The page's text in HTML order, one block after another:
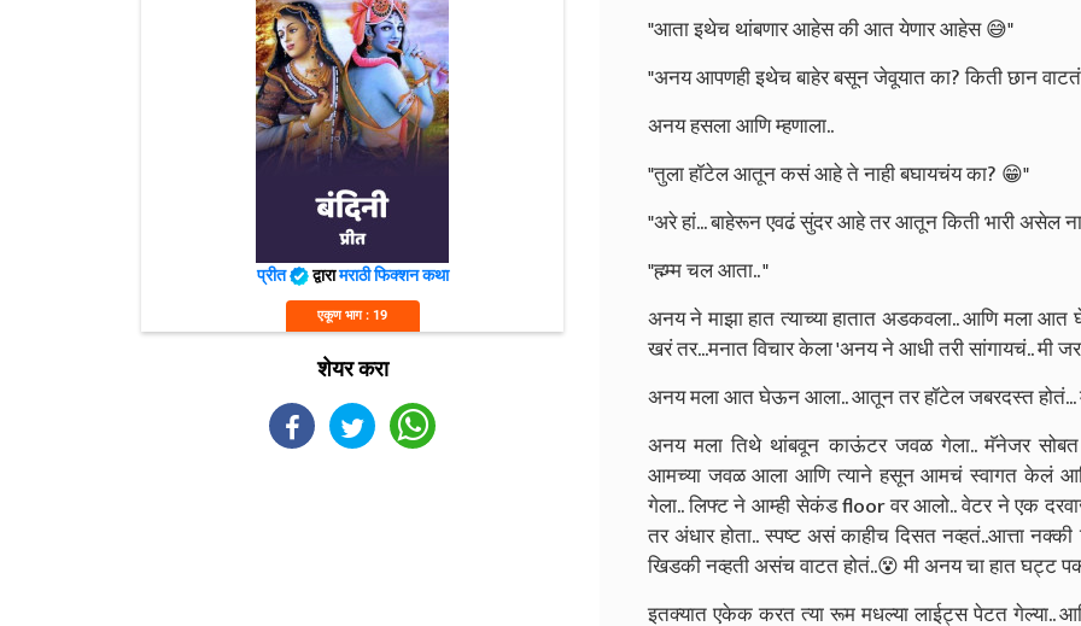
प्रीत द्वारामराठी फिक्शन कथा
एकूण भाग : 19
शेयर करा
"आता इथेच थांबणार आहेस की आत येणार आहेस 😅"
"अनय आपणही इथेच बाहेर बसून जेवूयात का? किती छान
अनय हसला आणि म्हणाला..
"तुला हॉटेल आतून कसं आहे ते नाही बघायचंय का? 😁"
"अरे हां... बाहेरून एवढं सुंदर आहे तर आतून किती भारी असेल
"ह्म्म्म चल आता.. "
अनय ने माझा हात त्याच्या हातात अडकवला.. आणि मला
खरं तर...मनात विचार केला 'अनय ने आधी तरी सांगायचं..
अनय मला आत घेऊन आला.. आतून तर हॉटेल जबरदस्त होतं...
अनय मला तिथे थांबवून काऊंटर जवळ गेला.. मॅनेजर सोबत
आमच्या जवळ आला आणि त्याने हसून आमचं स्वागत केलं
गेला.. लिफ्ट ने आम्ही सेकंड floor वर आलो.. वेटर ने एक
तर अंधार होता.. स्पष्ट असं काहीच दिसत नव्हतं..आत्ता
खिडकी नव्हती असंच वाटत होतं..😵 मी अनय चा हात घट्ट
इतक्यात एकेक करत त्या रूम मधल्या लाईट्स पेटत गेल्या..